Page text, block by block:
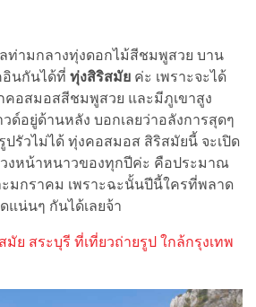
ามกลางทุ่งดอกไม้สีชมพูสวย บาน
อินกันได้ที่ ทุ่งสิริสมัย ค่ะ เพราะจะได้
คอสมอสสีชมพูสวย และมีภูเขาสูง
ด์อยู่ด้านหลัง บอกเลยว่าอลังการสุดๆ
รัวไม่ได้ ทุ่งคอสมอส สิริสมัยนี้ จะเปิด
งหน้าหนาวของทุกปีค่ะ คือประมาณ
มกราคม เพราะฉะนั้นปีนี้ใครที่พลาด
น่นๆ กันได้เลยจ้า
มัย สระบุรี ที่เที่ยวถ่ายรูป ใกล้กรุงเทพ